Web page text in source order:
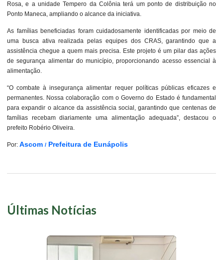
Rosa, e a unidade Tempero da Colônia terá um ponto de distribuição no
Ponto Maneca, ampliando o alcance da iniciativa.
As famílias beneficiadas foram cuidadosamente identificadas por meio de
uma busca ativa realizada pelas equipes dos CRAS, garantindo que a
assistência chegue a quem mais precisa. Este projeto é um pilar das ações
de segurança alimentar do município, proporcionando acesso essencial à
alimentação.
“O combate à insegurança alimentar requer políticas públicas eficazes e
permanentes. Nossa colaboração com o Governo do Estado é fundamental
para expandir o alcance da assistência social, garantindo que centenas de
famílias recebam diariamente uma alimentação adequada”, destacou o
prefeito Robério Oliveira.
Por: Ascom / Prefeitura de Eunápolis
Últimas Notícias